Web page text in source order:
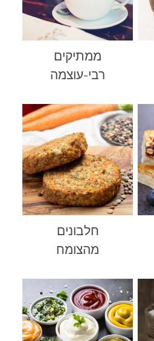
ממתיקים
רבי-עוצמה
חלבונים
מהצומח